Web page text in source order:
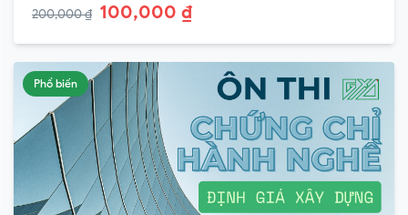
200,000 ₫ 100,000 ₫
Phổ biến